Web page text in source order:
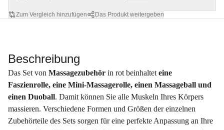
Zum Vergleich hinzufügen Das Produkt weitergeben
Beschreibung
Das Set von Massagezubehör in rot beinhaltet eine
Faszienrolle, eine Mini-Massagerolle, einen Massageball und
einen Duoball. Damit können Sie alle Muskeln Ihres Körpers
massieren. Verschiedene Formen und Größen der einzelnen
Zubehörteile des Sets sorgen für eine perfekte Anpassung an Ihre